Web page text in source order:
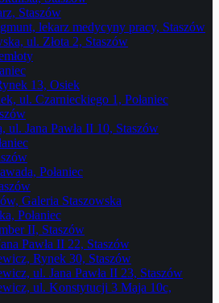
Staszów
lekarz medycyny pracy, Staszów
ul. Złota 2, Staszów
13, Osiek
ul. Czarnieckiego 1, Połaniec
ul. Jana Pawła II 10, Staszów
Połaniec
Galeria Staszowska
Połaniec
II, Staszów
Pawła II 22, Staszów
Rynek 30, Staszów
ul. Jana Pawła II 23, Staszów
ul. Konstytucji 3 Maja 10c,